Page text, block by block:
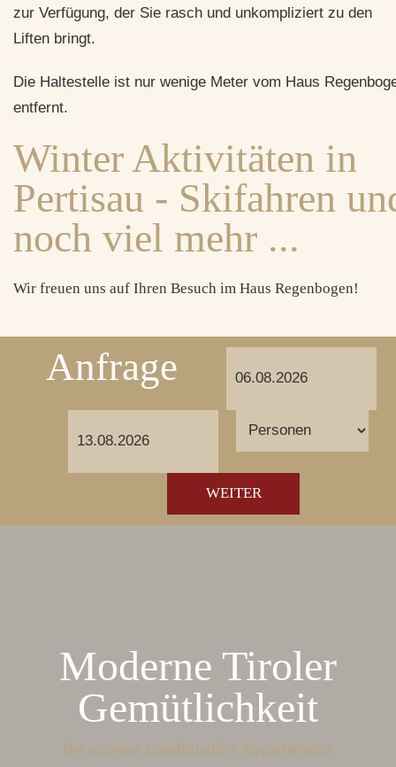
zur Verfügung, der Sie rasch und unkompliziert zu den
Liften bringt.
Die Haltestelle ist nur wenige Meter vom Haus
entfernt.
Winter Aktivitäten in
Pertisau - Skifahren
noch viel mehr ...
Wir freuen uns auf Ihren Besuch im Haus Regenbogen!
Anfrage
Moderne Tiroler
Gemütlichkeit
bei unseren komfortablen Appartements